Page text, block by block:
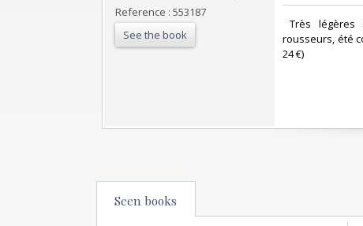
Reference : 553187
See the book
Très
rousseurs, été
24 €) ‎
Seen books